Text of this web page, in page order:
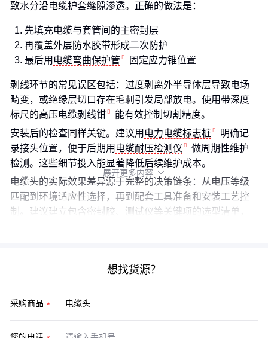
致水分沿电缆护套缝隙渗透。正确的做法是：
先填充电缆与套管间的主密封层
再覆盖外层防水胶带形成二次防护
最后用 电缆弯曲保护管 固定应力锥位置
剥线环节的常见误区包括：过度剥离外半导体层导致电场
畸变，或绝缘层切口存在毛刺引发局部放电。使用带深度
标尺的高压电缆剥线钳
能有效控制切割精度。
安装后的检查同样关键。建议用 电力电缆标志桩
明确记
录接头位置，便于后期用 电缆耐压检测仪
做周期性维护
检测。这些细节投入能显著降低后续维护成本。
电缆头的实际效果差异源于完整的决策链条：从电压等级
匹配到环境适应性选择，再到配套工具准备和安装工艺控
制。建议建立包含密封胶、测试仪等关键项的选型清单，
展开更多内容 
想找货源？
采购商品